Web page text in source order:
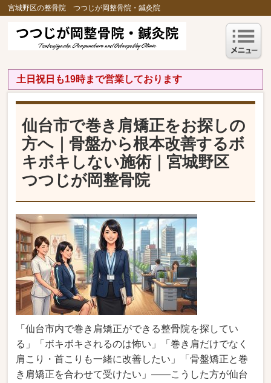
宮城野区の整骨院 つつじが岡整骨院・鍼灸院
土日祝日も19時まで営業しております
仙台市で巻き肩矯正をお探しの
方へ｜骨盤から根本改善するボ
キボキしない施術｜宮城野区
つつじが岡整骨院
「仙台市内で巻き肩矯正ができる整骨院を探してい
る」「ボキボキされるのは怖い」「巻き肩だけでなく
肩こり・首こりも一緒に改善したい」「骨盤矯正と巻
き肩矯正を合わせて受けたい」――こうした方が仙台